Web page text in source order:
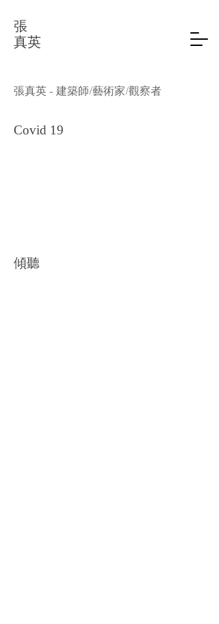
張
真英
張真英 - 建築師/藝術家/觀察者
Covid 19
​傾聽